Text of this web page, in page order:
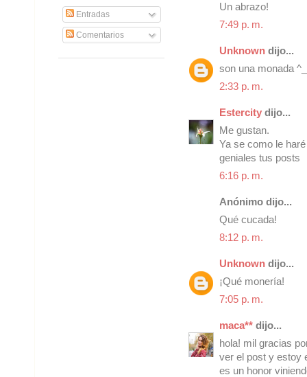
Un abrazo!
7:49 p. m.
Unknown dijo...
son una monada
2:33 p. m.
Estercity dijo...
Me gustan.
Ya se como le
geniales tus posts
6:16 p. m.
Anónimo dijo...
Qué cucada!
8:12 p. m.
Unknown dijo...
¡Qué monería!
7:05 p. m.
maca** dijo...
hola! mil gracias
ver el post y estoy
es un honor
Entradas
Comentarios